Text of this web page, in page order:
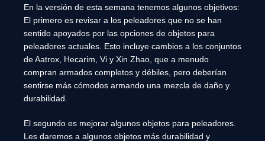
En la versión de esta semana tenemos algunos objetivos:
El primero es revisar a los peleadores que no se han
sentido apoyados por las opciones de objetos para
peleadores actuales. Esto incluye cambios a los conjuntos
de Aatrox, Hecarim, Vi y Xin Zhao, que a menudo
compran armados completos y débiles, pero deberían
sentirse más cómodos armando una mezcla de daño y
durabilidad.
El segundo es mejorar algunos objetos para peleadores.
Les daremos a algunos objetos más durabilidad y